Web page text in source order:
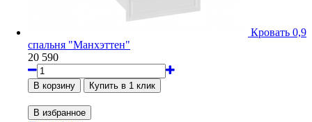
Кровать 0,9
спальня "Манхэттен"
20 590